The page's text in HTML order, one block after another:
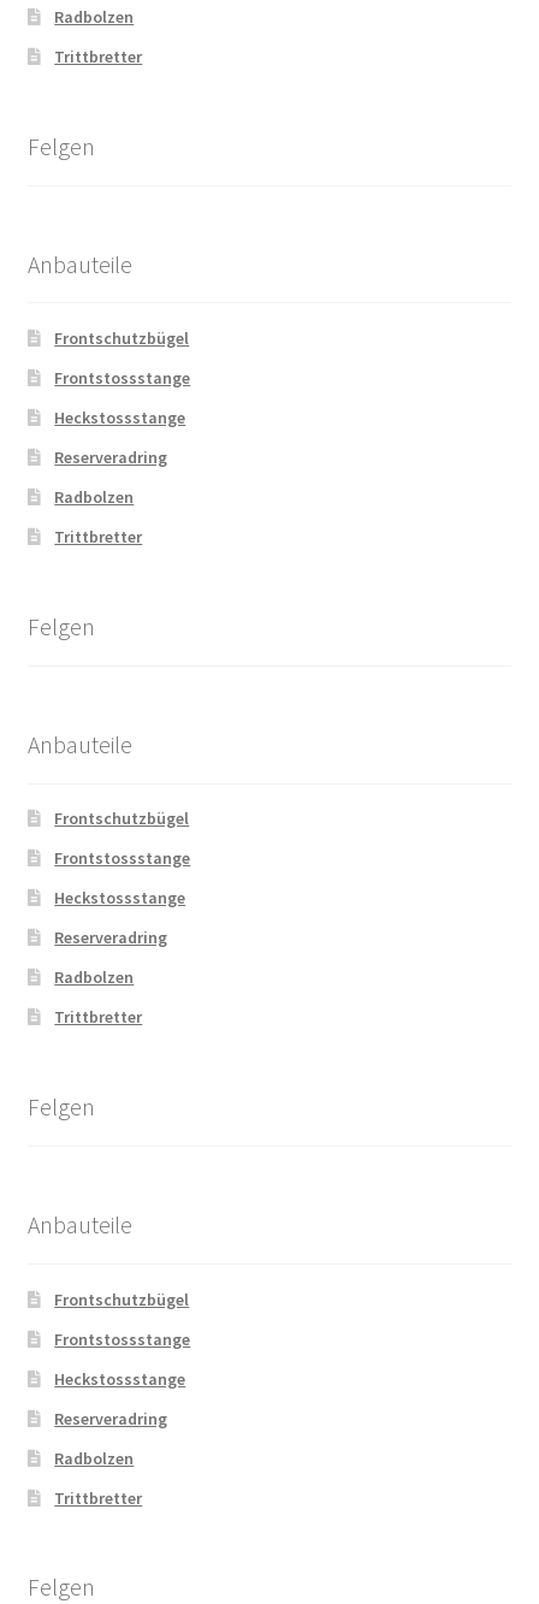
Radbolzen
Trittbretter
Felgen
Anbauteile
Frontschutzbügel
Frontstossstange
Heckstossstange
Reserveradring
Radbolzen
Trittbretter
Felgen
Anbauteile
Frontschutzbügel
Frontstossstange
Heckstossstange
Reserveradring
Radbolzen
Trittbretter
Felgen
Anbauteile
Frontschutzbügel
Frontstossstange
Heckstossstange
Reserveradring
Radbolzen
Trittbretter
Felgen